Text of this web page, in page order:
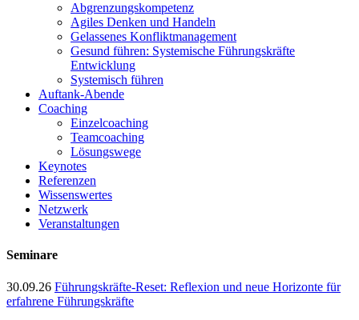
Abgrenzungskompetenz
Agiles Denken und Handeln
Gelassenes Konfliktmanagement
Gesund führen: Systemische Führungskräfte
Entwicklung
Systemisch führen
Auftank-Abende
Coaching
Einzelcoaching
Teamcoaching
Lösungswege
Keynotes
Referenzen
Wissenswertes
Netzwerk
Veranstaltungen
Seminare
30.09.26 Führungskräfte-Reset: Reflexion und neue Horizonte für
erfahrene Führungskräfte